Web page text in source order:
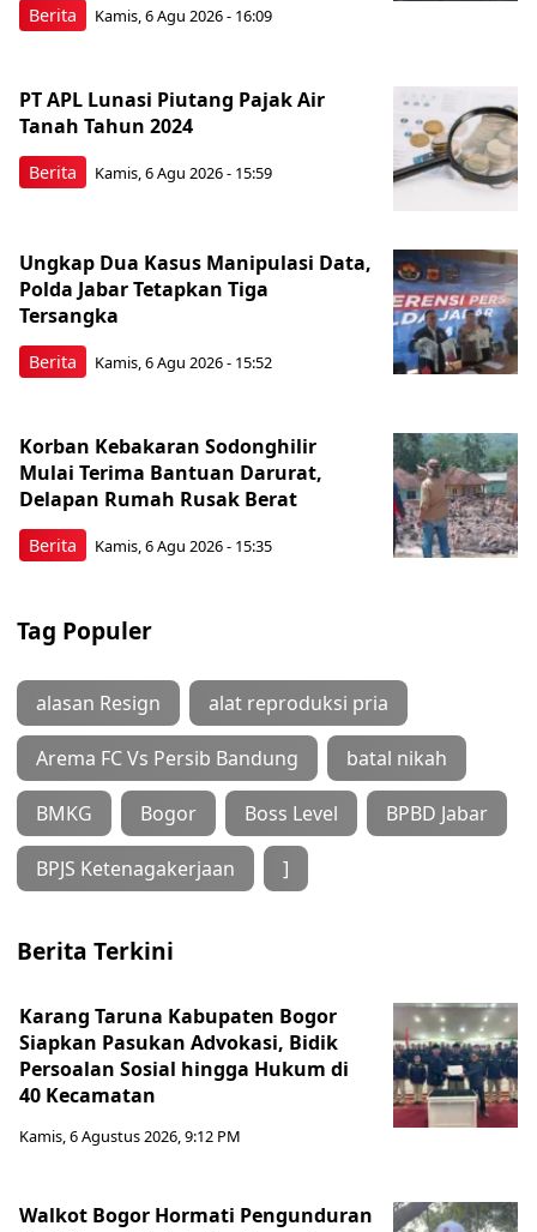
Berita Kamis, 6 Agu 2026 - 16:09
Berita
PT APL Lunasi Piutang Pajak Air
Tanah Tahun 2024
Kamis, 6 Agu 2026 - 15:59
Berita
Ungkap Dua Kasus Manipulasi Data,
Polda Jabar Tetapkan Tiga
Tersangka
Kamis, 6 Agu 2026 - 15:52
Berita
Korban Kebakaran Sodonghilir
Mulai Terima Bantuan Darurat,
Delapan Rumah Rusak Berat
Kamis, 6 Agu 2026 - 15:35
Tag Populer
alasan Resign alat reproduksi pria
Arema FC Vs Persib Bandung batal nikah
BMKG Bogor Boss Level BPBD Jabar
BPJS Ketenagakerjaan ]
Berita Terkini
Karang Taruna Kabupaten Bogor
Siapkan Pasukan Advokasi, Bidik
Persoalan Sosial hingga Hukum di
40 Kecamatan
Kamis, 6 Agustus 2026, 9:12 PM
Walkot Bogor Hormati Pengunduran